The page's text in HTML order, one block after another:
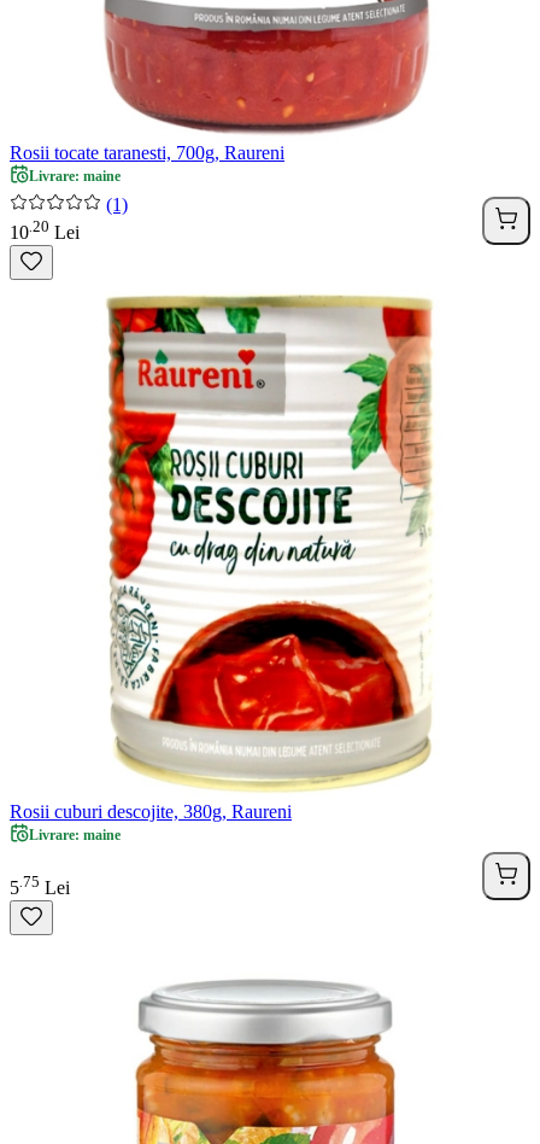
Rosii tocate taranesti, 700g, Raureni
Livrare: maine
(1)
10 20 Lei
Rosii cuburi descojite, 380g, Raureni
Livrare: maine
5 75 Lei